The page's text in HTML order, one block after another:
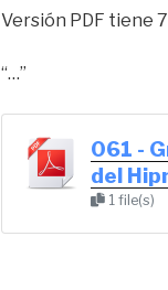
Versión PDF tiene
“…”
061 -
del
1 file(s)